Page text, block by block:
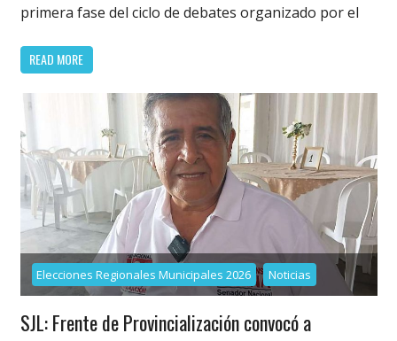
primera fase del ciclo de debates organizado por el
READ MORE
Elecciones Regionales Municipales 2026 Noticias
SJL: Frente de Provincialización convocó a